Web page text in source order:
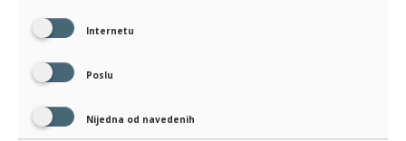
Internetu
Poslu
Nijedna od navedenih